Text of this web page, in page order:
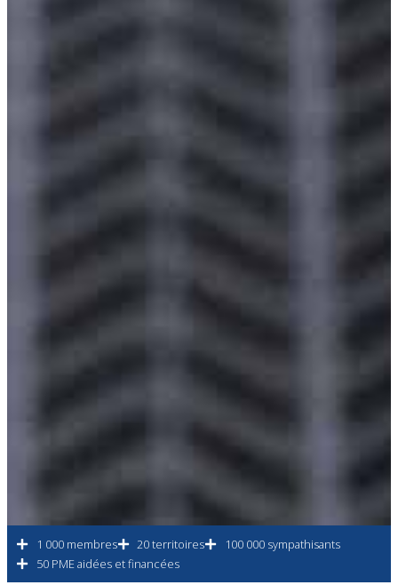
1 000 membres 20 territoires
100 000 sympathisants
50 PME aidées et financées